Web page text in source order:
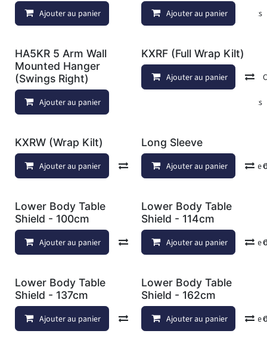
Ajouter au panier Ajouter à la liste de souhaits
Ajouter au panier
HA5KR 5 Arm Wall
Mounted Hanger
(Swings Right)
Ajouter au panier Ajouter à la liste de souhaits
KXRF (Full Wrap Kilt)
Ajouter au panier
KXRW (Wrap Kilt)
Ajouter au panier Comparer Ajouter à la liste
Long Sleeve
Ajouter au panier
Lower Body Table
Shield - 100cm
Ajouter au panier Comparer Ajouter à la liste
Lower Body Table
Shield - 114cm
Ajouter au panier
Lower Body Table
Shield - 137cm
Ajouter au panier Comparer Ajouter à la liste
Lower Body Table
Shield - 162cm
Ajouter au panier